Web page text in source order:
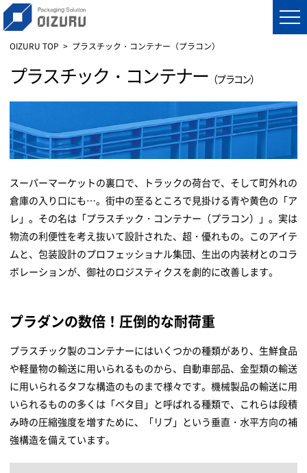
OIZURU TOP プラスチック・コンテナー（プラコン）
プラスチック・コンテナー （プラコン）
スーパーマーケットの裏口で、トラックの荷台で、そして町外れの
倉庫の入り口にも…。街中の至るところで見掛ける青や黄色の「ア
レ」。その名は「プラスチック・コンテナー（プラコン）」。実は
物流の利便性を考え抜いて設計された、超・優れもの。このアイテ
ムと、包装設計のプロフェッショナル集団、生出の内装材とのコラ
ボレーションが、御社のロジスティクスを劇的に改善します。
プラダンの数倍！圧倒的な耐荷重
プラスチック製のコンテナーにはいくつかの種類があり、生鮮食品
や軽量物の輸送に用いられるものから、自動車部品、金型類の輸送
に用いられるタフな構造のものまで様々です。機械製品の輸送に用
いられるものの多くは「ベタ目」と呼ばれる種類で、これらは段積
み時の圧縮強度を増すために、「リブ」という垂直・水平方向の補
強構造を備えています。